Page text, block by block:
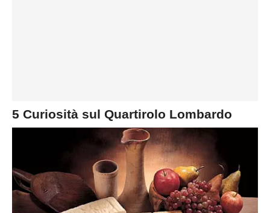
5 Curiosità sul Quartirolo Lombardo